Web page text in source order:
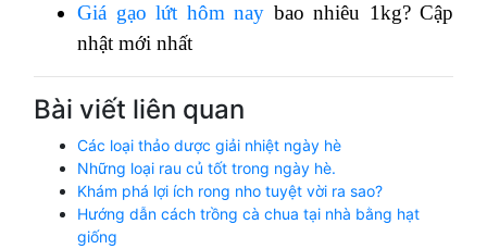
Giá gạo lứt hôm nay bao nhiêu 1kg? Cập
nhật mới nhất
Bài viết liên quan
Các loại thảo dược giải nhiệt ngày hè
Những loại rau củ tốt trong ngày hè.
Khám phá lợi ích rong nho tuyệt vời ra sao?
Hướng dẫn cách trồng cà chua tại nhà bằng hạt
giống